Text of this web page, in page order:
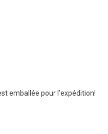
emballée pour l'expédition!